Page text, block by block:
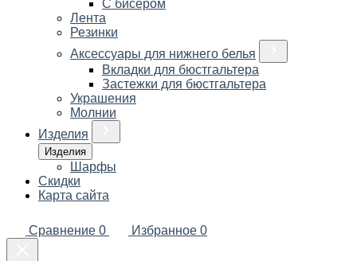
С бисером
Лента
Резинки
Аксессуары для нижнего белья
Вкладки для бюстгальтера
Застежки для бюстгальтера
Украшения
Молнии
Изделия
Изделия
Шарфы
Скидки
Карта сайта
Сравнение 0 Избранное 0